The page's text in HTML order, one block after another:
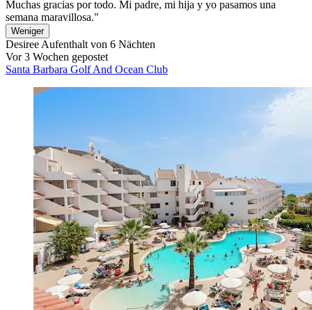
Muchas gracias por todo. Mi padre, mi hija y yo pasamos una
semana maravillosa."
Weniger
Desiree Aufenthalt von 6 Nächten
Vor 3 Wochen gepostet
Santa Barbara Golf And Ocean Club